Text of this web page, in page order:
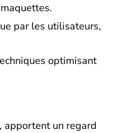
par les utilisateurs,
optimisant
apportent un regard